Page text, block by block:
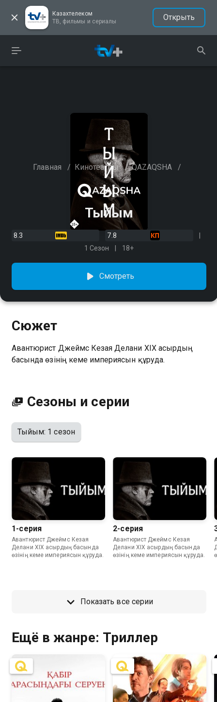
Казахтелеком
ТВ, фильмы и сериалы
Открыть
Главная / Кинотеатры / QAZAQSHA /
Тыйым
8.3
7.8
1 Сезон
18+
Смотреть
Сюжет
Авантюрист Джеймс Кезая Делани XIX ғасырдың
басында өзінің кеме империясын құруда.
Сезоны и серии
Тыйым: 1 сезон
1-серия
Авантюрист Джеймс Кезая
Делани XIX ғасырдың басында
өзінің кеме империясын құруда.
2-серия
Авантюрист Джеймс Кезая
Делани XIX ғасырдың басында
өзінің кеме империясын құруда.
Показать все серии
Ещё в жанре: Триллер